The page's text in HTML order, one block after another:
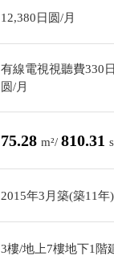
12,380日圆/月
有線電視視聽費330
圆/月
75.28 m²/ 810.31
2015年3月築(築11年)
3樓/地上7樓地下1階